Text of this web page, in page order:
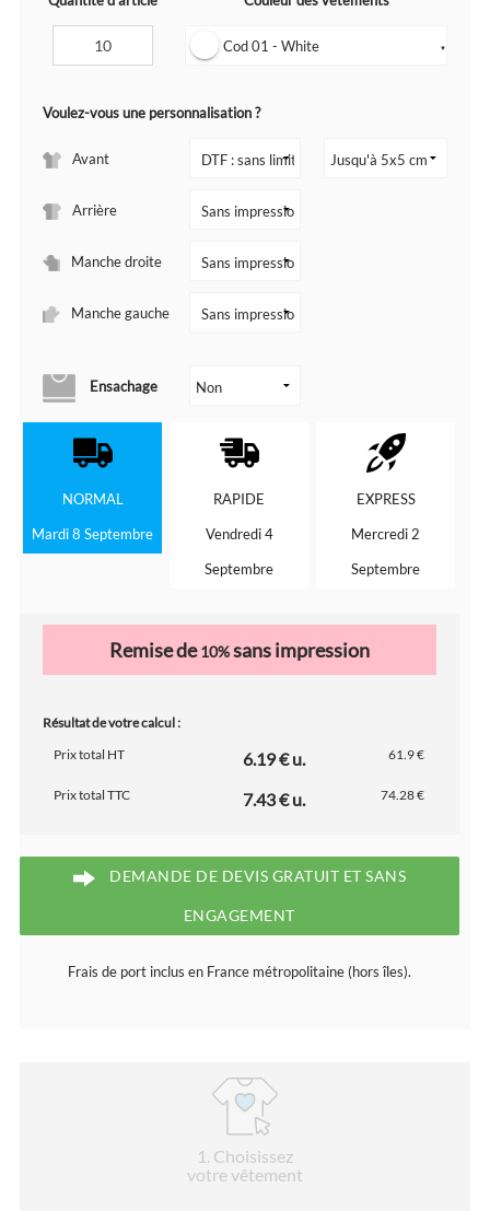
Cod 01 - White ▼
Voulez-vous une personnalisation ?
Avant
Arrière
Manche droite
Manche gauche
Ensachage
NORMAL
Mardi 8 Septembre
RAPIDE
Vendredi 4
Septembre
EXPRESS
Mercredi 2
Septembre
Remise de10%sans impression
Résultat de votre calcul :
Prix total HT
6.19 € u. 61.9 €
Prix total TTC 7.43 € u. 74.28 €
DEMANDE DE DEVIS GRATUIT ET SANS
ENGAGEMENT
Frais de port inclus en France métropolitaine (hors îles).
1 . Choisissez
votre vêtement